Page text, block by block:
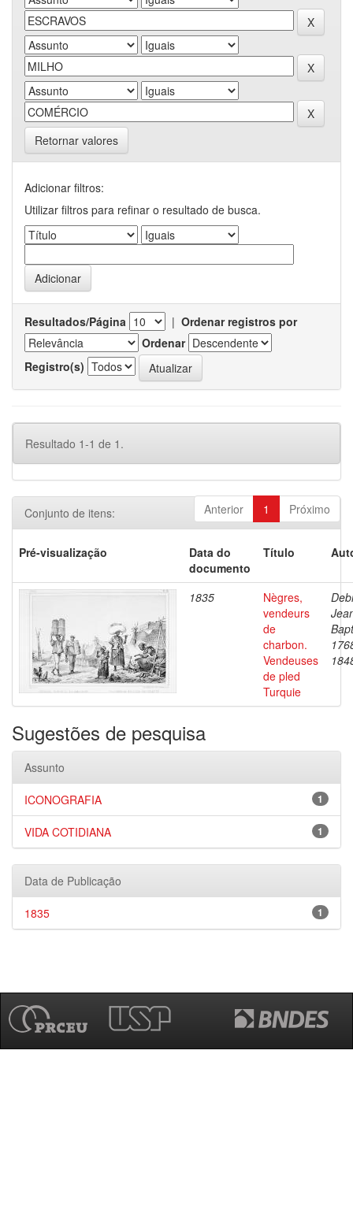
Retornar valores
Adicionar filtros:
Utilizar filtros para refinar o resultado de busca.
Resultados/Página | Ordenar registros por
Ordenar
Registro(s)
Resultado 1-1 de 1.
Anterior 1 Próximo
Conjunto de itens:
Pré-visualização
Data do
documento
Título
1835
Nègres,
vendeurs
de
charbon.
Vendeuses
de pled
Turquie
Sugestões de pesquisa
Assunto
1
ICONOGRAFIA
1
VIDA COTIDIANA
Data de Publicação
1
1835